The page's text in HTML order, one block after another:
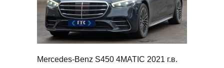
Mercedes-Benz S450 4MATIC 2021 г.в.